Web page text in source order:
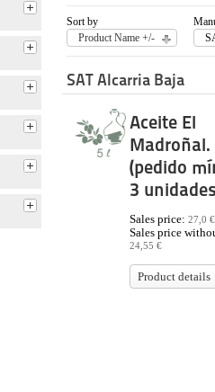
Sort by
Product Name +/-
SAT Alcarria Baja
Aceite El
Madroñal.
(pedido
3
Sales price: 27,0 €
Sales price
24,55 €
Product details